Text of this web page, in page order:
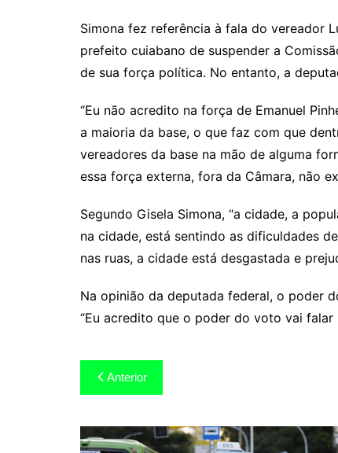
k
p
Simona fez referência à fala do vereador
prefeito cuiabano de suspender a
de sua força política. No entanto, a
“Eu não acredito na força de Emanuel
a maioria da base, o que faz com que
vereadores da base na mão de alguma
essa força externa, fora da Câmara, não
Segundo Gisela Simona, “a cidade, a
na cidade, está sentindo as dificuldades
nas ruas, a cidade está desgastada e
Na opinião da deputada federal, o poder
“Eu acredito que o poder do voto vai
Navegação
de
Post
Anterior